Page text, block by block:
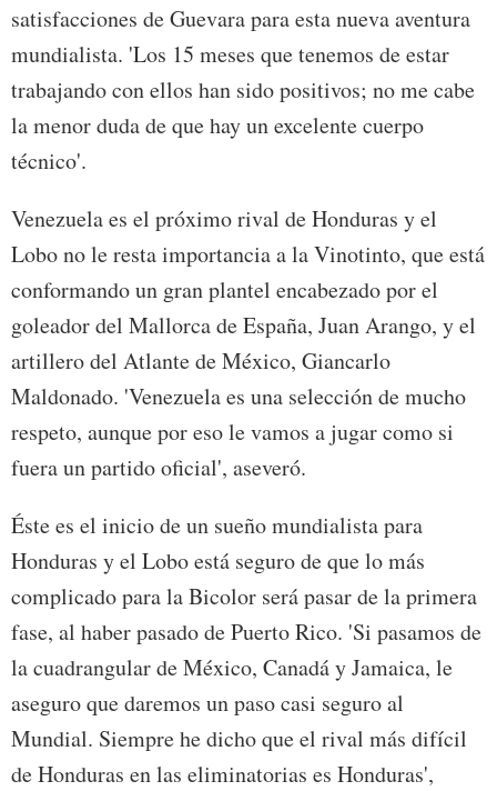
satisfacciones de Guevara para esta nueva aventura
mundialista. 'Los 15 meses que tenemos de estar
trabajando con ellos han sido positivos; no me cabe
la menor duda de que hay un excelente cuerpo
técnico'.
Venezuela es el próximo rival de Honduras y el
Lobo no le resta importancia a la Vinotinto, que está
conformando un gran plantel encabezado por el
goleador del Mallorca de España, Juan Arango, y el
artillero del Atlante de México, Giancarlo
Maldonado. 'Venezuela es una selección de mucho
respeto, aunque por eso le vamos a jugar como si
fuera un partido oficial', aseveró.
Éste es el inicio de un sueño mundialista para
Honduras y el Lobo está seguro de que lo más
complicado para la Bicolor será pasar de la primera
fase, al haber pasado de Puerto Rico. 'Si pasamos de
la cuadrangular de México, Canadá y Jamaica, le
aseguro que daremos un paso casi seguro al
Mundial. Siempre he dicho que el rival más difícil
de Honduras en las eliminatorias es Honduras',